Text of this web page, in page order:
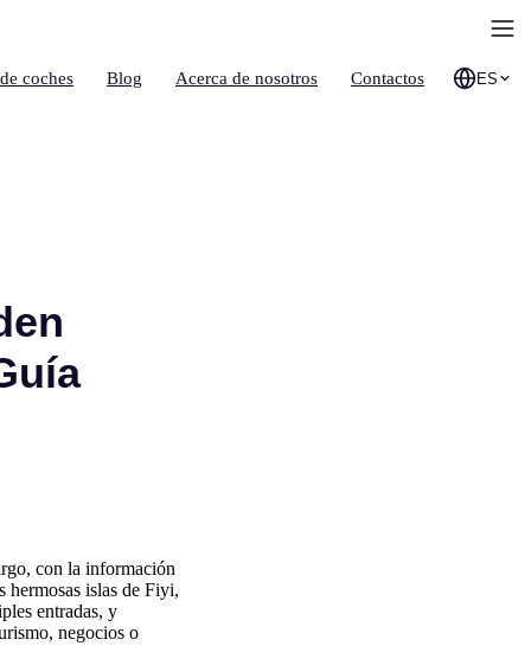
coches Blog Acerca de nosotros Contactos ES
con la información
hermosas islas de Fiyi,
entradas, y
negocios o